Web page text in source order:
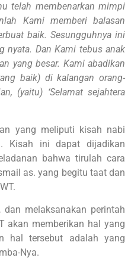
telah membenarkan mimpi
Kami memberi balasan
baik. Sesungguhnya ini
nyata. Dan Kami tebus anak
yang besar. Kami abadikan
baik) di kalangan orang-
(yaitu) ‘Selamat sejahtera
yang meliputi kisah nabi
Kisah ini dapat dijadikan
bahwa tirulah cara
as. yang begitu taat dan
melaksanakan perintah
akan memberikan hal yang
hal tersebut adalah yang
Nya.